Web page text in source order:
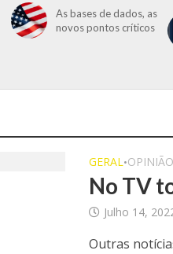
As bases de dados, as
novos pontos críticos
GERAL•OPINIÃO
No TV
Julho 14,
Outras